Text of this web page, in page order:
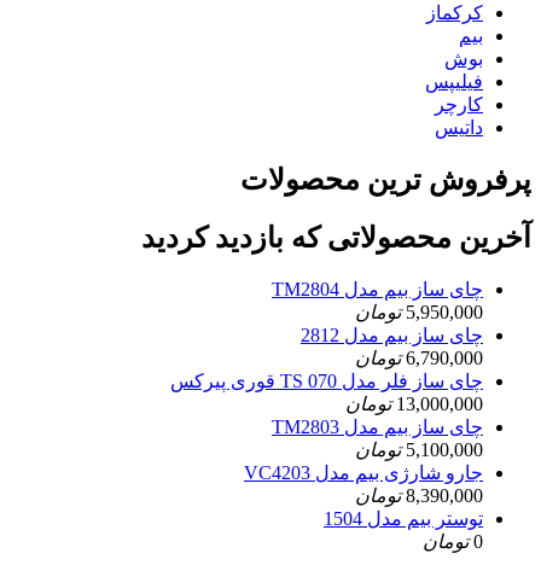
کرکماز
بیم
بوش
فیلیپس
کارچر
داتیس
پرفروش ترین محصولات
آخرین محصولاتی که بازدید کردید
چای ساز بیم مدل TM2804
5,950,000 تومان
چای ساز بیم مدل 2812
6,790,000 تومان
چای ساز فلر مدل TS 070 قوری پیرکس
13,000,000 تومان
چای ساز بیم مدل TM2803
5,100,000 تومان
جارو شارژی بیم مدل VC4203
8,390,000 تومان
توستر بیم مدل 1504
0 تومان